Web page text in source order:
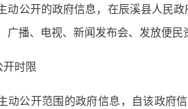
动公开的政府信息，在辰溪县人民
广播、电视、新闻发布会、发放便民
开时限
动公开范围的政府信息，自该政府